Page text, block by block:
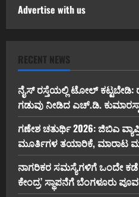
Advertise with us
RECENT NEWS
ನೈಸ್ ರಸ್ತೆಯಲ್ಲಿ ಟೋಲ್ ಕಟ್ಟಬೇಡಿ:
ಗಡುವು ನೀಡಿದ ಎಚ್.ಡಿ.
ಗಣೇಶ ಚತುರ್ಥಿ 2026: ಜಿಬಿಎ
ಮೂರ್ತಿಗಳ ತಯಾರಿಕೆ, ಮಾರಾಟ
ನಾಗರಿಕರ ಸಮಸ್ಯೆಗಳಿಗೆ ಒಂದೇ
ಕೇಂದ್ರ’ ಸ್ಥಾಪನೆಗೆ ಬೆಂಗಳೂರು